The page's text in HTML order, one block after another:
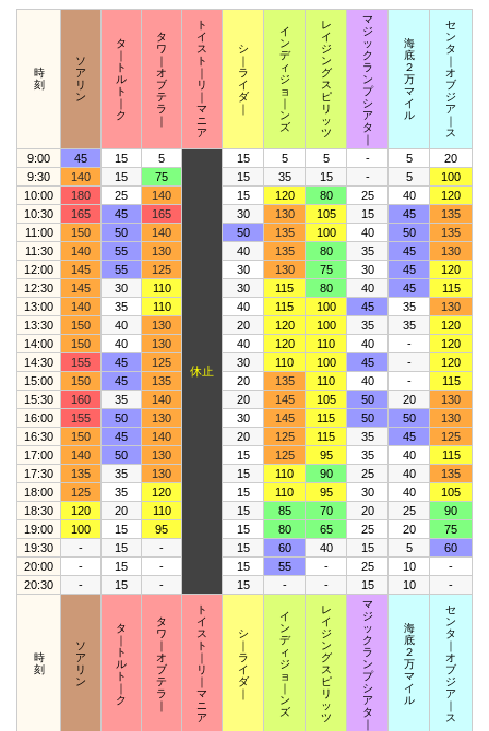
時
刻
ソ
ア
リ
ン
タ
｜
ト
ル
ト
｜
ク
タ
ワ
｜
オ
ブ
テ
ラ
｜
ト
イ
ス
ト
｜
リ
｜
マ
ニ
ア
シ
｜
ラ
イ
ダ
｜
イ
ン
デ
ィ
ジ
ョ
｜
ン
ズ
レ
イ
ジ
ン
グ
ス
ピ
リ
ッ
ツ
マ
ジ
ッ
ク
ラ
ン
プ
シ
ア
タ
｜
海
底
２
万
マ
イ
ル
セ
ン
タ
｜
オ
ブ
ジ
ア
｜
ス
9:00 45 15 5
休止
15 5 5 - 5
20
9:30
140 15 75 15 35 15 - 5
100
10:00
180 25 140 15 120 80 25 40
120
10:30
165 45 165 30 130 105 15 45
135
11:00
150 50 140 50 135 100 40 50
135
11:30
140 55 130 40 135 80 35 45
130
12:00
145 55 125 30 130 75 30 45
120
12:30
145 30 110 30 115 80 40 45
115
13:00
140 35 110 40 115 100 45 35
130
13:30
150 40 130 20 120 100 35 35
120
14:00
150 40 130 40 120 110 40 -
120
14:30
155 45 125 30 110 100 45 -
120
15:00
150 45 135 20 135 110 40 -
115
15:30
160 35 140 20 145 105 50 20
130
16:00
155 50 130 30 145 115 50 50
130
16:30
150 45 140 20 125 115 35 45
125
17:00
140 50 130 15 125 95 35 40
115
17:30
135 35 130 15 110 90 25 40
135
18:00
125 35 120 15 110 95 30 40
105
18:30
120 20 110 15 85 70 20 25
90
19:00
100 15 95 15 80 65 25 20
75
19:30
- 15 - 15 60 40 15 5
60
20:00
- 15 - 15 55 - 25 10
-
20:30
- 15 - 15 - - 15 10 -
時
刻
ソ
ア
リ
ン
タ
｜
ト
ル
ト
｜
ク
タ
ワ
｜
オ
ブ
テ
ラ
｜
ト
イ
ス
ト
｜
リ
｜
マ
ニ
ア
シ
｜
ラ
イ
ダ
｜
イ
ン
デ
ィ
ジ
ョ
｜
ン
ズ
レ
イ
ジ
ン
グ
ス
ピ
リ
ッ
ツ
マ
ジ
ッ
ク
ラ
ン
プ
シ
ア
タ
｜
海
底
２
万
マ
イ
ル
セ
ン
タ
｜
オ
ブ
ジ
ア
｜
ス